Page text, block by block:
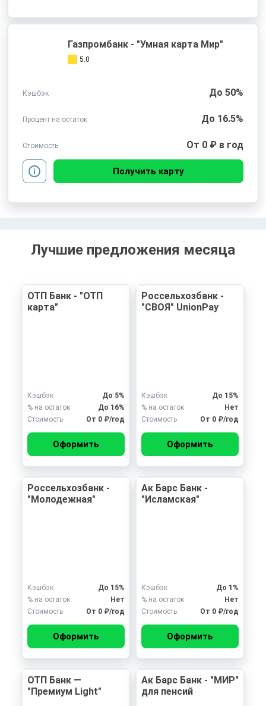
Газпромбанк - "Умная карта Мир"
5.0
Кэшбэк До 50%
Процент на остаток До 16.5%
Стоимость От 0 ₽ в год
Получить карту
Лучшие предложения месяца
ОТП Банк - "ОТП
карта"
Кэшбэк
До 5%
% на остаток
До 16%
Стоимость
От 0 ₽/год
Оформить
Россельхозбанк -
"СВОЯ" UnionPay
Кэшбэк
До 15%
% на остаток
Нет
Стоимость
От 0 ₽/год
Оформить
Россельхозбанк -
"Молодежная"
Кэшбэк
До 15%
% на остаток
Нет
Стоимость
От 0 ₽/год
Оформить
Ак Барс Банк -
"Исламская"
Кэшбэк
До 1%
% на остаток
Нет
Стоимость
От 0 ₽/год
Оформить
ОТП Банк —
"Премиум Light"
Ак Барс Банк - "МИР"
для пенсий